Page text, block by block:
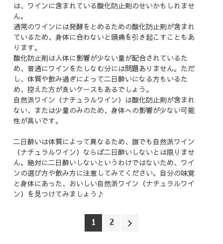
は、ワインに含まれている酸化防止剤のせいかもしれませ
ん。
通常のワインには発酵をとめるための酸化防止剤が含まれ
ているため、身体に合わないと頭痛を引き起こすこともあ
ります。
酸化防止剤は人体に影響が少ない量が配合されているた
め、普通にワインをたしなむ分には問題ありません。ただ
し、体質や飲み過ぎによって二日酔いになる方もいるた
め、控えた方が良いケースもあるでしょう。
自然派ワイン（ナチュラルワイン）は酸化防止剤が含まれ
ない、または少量のみのため、身体への影響が少ない可能
性が高いです。
二日酔いは体質によって異なるため、誰でも自然派ワイン
（ナチュラルワイン）ならば二日酔いしないとは限りませ
ん。絶対に二日酔いしないというわけではないため、ワイ
ンの選び方や飲み方に注意してみてください。自分の味覚
と身体にあった、おいしい自然派ワイン（ナチュラルワイ
ン）を見つけてみましょう♪
1 2